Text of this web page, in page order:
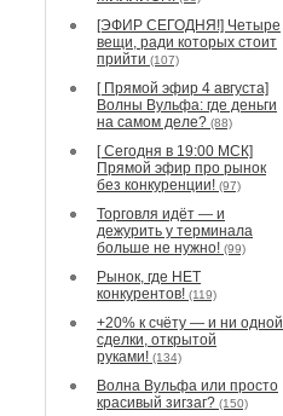
[ЭФИР СЕГОДНЯ!] Четыре
вещи, ради которых стоит
прийти (107)
[ Прямой эфир 4 августа]
Волны Вульфа: где деньги
на самом деле? (88)
[ Сегодня в 19:00 МСК]
Прямой эфир про рынок
без конкуренции! (97)
Торговля идёт — и
дежурить у терминала
больше не нужно! (99)
Рынок, где НЕТ
конкурентов! (119)
+20% к счёту — и ни одной
сделки, открытой
руками! (134)
Волна Вульфа или просто
красивый зигзаг? (150)